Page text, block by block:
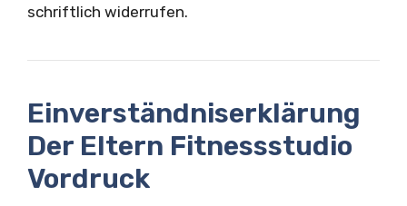
schriftlich widerrufen.
Einverständniserklärung
Der Eltern Fitnessstudio
Vordruck